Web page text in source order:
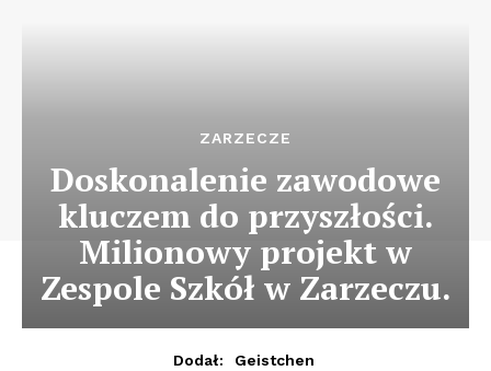
ZARZECZE
Doskonalenie zawodowe
kluczem do przyszłości.
Milionowy projekt w
Zespole Szkół w Zarzeczu.
Dodał:
Geistchen